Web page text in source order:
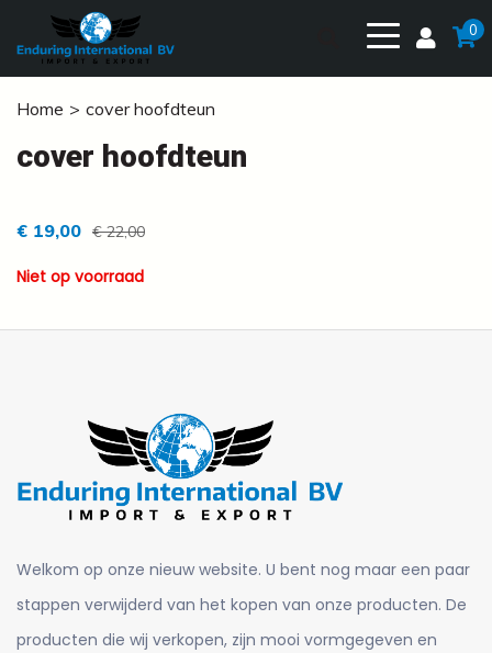
0
Home cover hoofdteun
cover hoofdteun
€ 19,00 € 22,00
Niet op voorraad
Welkom op onze nieuw website. U bent nog maar een paar
stappen verwijderd van het kopen van onze producten. De
producten die wij verkopen, zijn mooi vormgegeven en